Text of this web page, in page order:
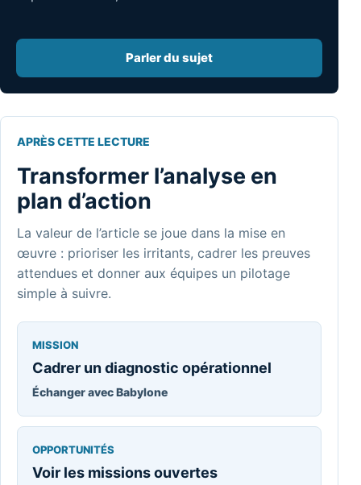
Parler du sujet
APRÈS CETTE LECTURE
Transformer l’analyse en
plan d’action
La valeur de l’article se joue dans la mise en
œuvre : prioriser les irritants, cadrer les preuves
attendues et donner aux équipes un pilotage
simple à suivre.
MISSION
Cadrer un diagnostic opérationnel
Échanger avec Babylone
OPPORTUNITÉS
Voir les missions ouvertes